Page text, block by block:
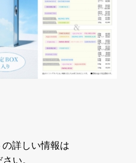
詳しい情報は
い。